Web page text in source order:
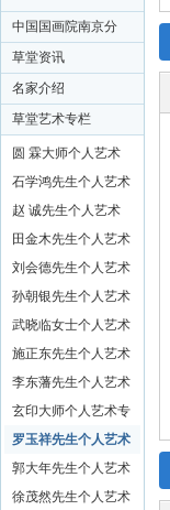
水
草
堂
书
画
中国国画院南京分
院
草堂资讯
名家介绍
草堂艺术专栏
圆 霖大师个人艺术
专栏
石学鸿先生个人艺术
专栏
赵 诚先生个人艺术
专栏
田金木先生个人艺术
专栏
刘会德先生个人艺术
专栏
孙朝银先生个人艺术
专栏
武晓临女士个人艺术
专栏
施正东先生个人艺术
专栏
李东藩先生个人艺术
专栏
玄印大师个人艺术专
栏
罗玉祥先生个人艺术
专栏
郭大年先生个人艺术
专栏
徐茂然先生个人艺术